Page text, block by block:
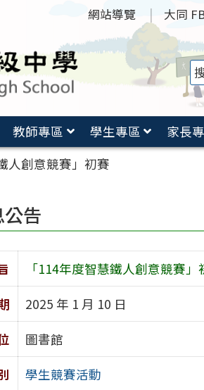
網站導覽 大同
教師專區 學生專區 家長
人創意競賽」初賽
告
「114年度智慧鐵人創意競賽」
2025 年 1 月 10 日
圖書館
學生競賽活動